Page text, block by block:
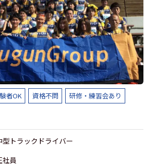
者OK 資格不問
研修・練習会あり
型トラックドライバー
社員